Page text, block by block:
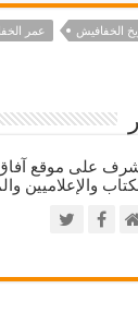
الخفافيش عمر
على موقع آفاق
والإعلاميين